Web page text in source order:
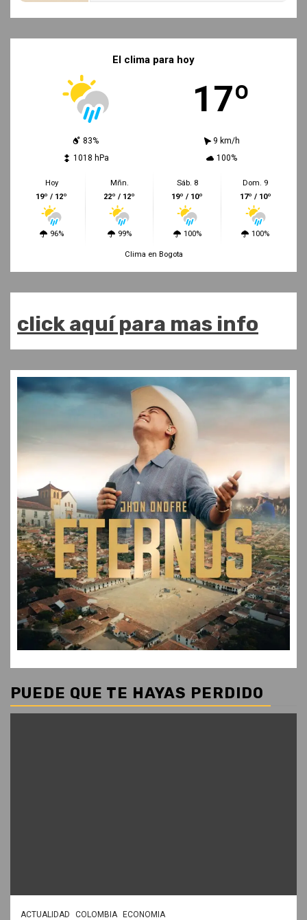
El clima para hoy
17º
83%
9 km/h
1018 hPa
100%
Hoy
19º / 12º
96%
Mñn.
22º / 12º
99%
Sáb. 8
19º / 10º
100%
Dom. 9
17º / 10º
100%
Clima en Bogota
click aquí para mas info
PUEDE QUE TE HAYAS PERDIDO
ACTUALIDAD COLOMBIA ECONOMIA